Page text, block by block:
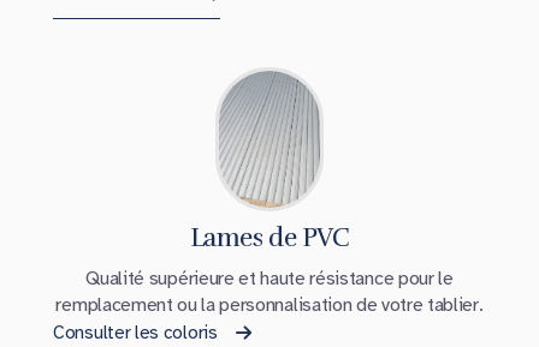
Lames de PVC
Qualité supérieure et haute résistance pour le
remplacement ou la personnalisation de votre tablier.
Consulter les coloris